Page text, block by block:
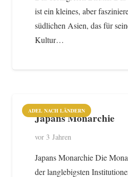
ist ein kleines, aber
südlichen Asien, das für
Kultur…
ADEL NACH LÄNDERN
Japans Monarchie
vor 3 Jahren
Japans Monarchie Die
der langlebigsten